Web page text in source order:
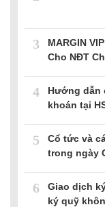
3
MARGIN
Cho NĐT
4
Hướng dẫn
khoán tại
5
Cổ tức và
trong ngày
6
Giao dịch
ký quỹ